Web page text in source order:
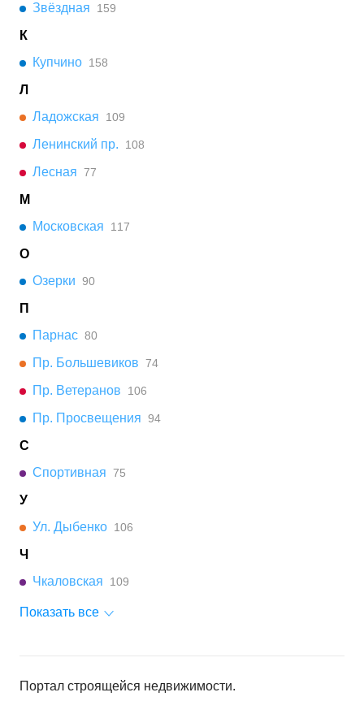
Звёздная
159
К
Купчино 158
Л
Ладожская
109
Ленинский пр. 108
Лесная 77
М
Московская
117
О
Озерки 90
П
Парнас 80
Пр. Большевиков 74
Пр. Ветеранов 106
Пр. Просвещения 94
С
Спортивная 75
У
Ул. Дыбенко 106
Ч
Чкаловская
109
Показать все
Портал строящейся недвижимости.